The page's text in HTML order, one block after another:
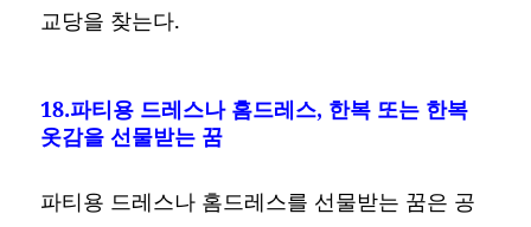
교당을 찾는다.
18.파티용 드레스나 홈드레스, 한복 또는 한복
옷감을 선물받는 꿈
파티용 드레스나 홈드레스를 선물받는 꿈은 공